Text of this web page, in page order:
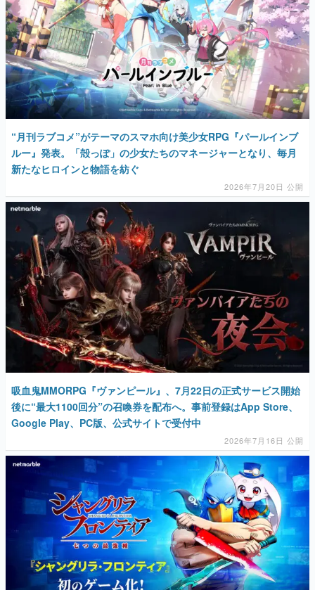
若ゲのいたり〜ゲームクリエイターの青春〜
『うつヌケ』『ペンと箸』等で知られるマンガ家・田中圭
一先生によるゲーム業界レポートマンガです。
なんでゲームは面白い？
ゲーム開発者・hamatsu氏がゲームの魅力を画面や操作の
具体的な形から解き明かしていく、硬派で骨太な評論連載
です。
「経験値」「裏技」「ラスボス」… ゲームにまつわる言葉
の起源や用法の変遷を、コンピューター文化史研究家・タ
イニーP氏が徹底調査。
カテゴリ
特集記事
マンガ
女性向け
アプリレビュー
その他
電ファミニコゲーマーとは？
運営：株式会社マレ
“月刊ラブコメ”がテーマのスマホ向け美少女RPG『パールインブ
ルー』発表。「殻っぽ」の少女たちのマネージャーとなり、毎月
新たなヒロインと物語を紡ぐ
2026年7月20日 公開
吸血鬼MMORPG『ヴァンピール』、7月22日の正式サービス開始
後に“最大1100回分”の召喚券を配布へ。事前登録はApp Store、
Google Play、PC版、公式サイトで受付中
2026年7月16日 公開